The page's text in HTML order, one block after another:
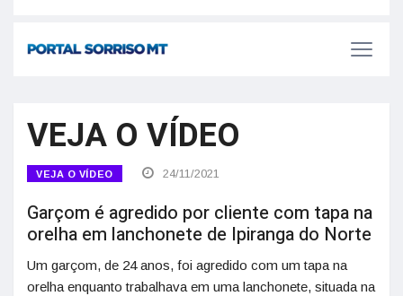
VEJA O VÍDEO
VEJA O VÍDEO 24/11/2021
Garçom é agredido por cliente com tapa na
orelha em lanchonete de Ipiranga do Norte
Um garçom, de 24 anos, foi agredido com um tapa na
orelha enquanto trabalhava em uma lanchonete, situada na